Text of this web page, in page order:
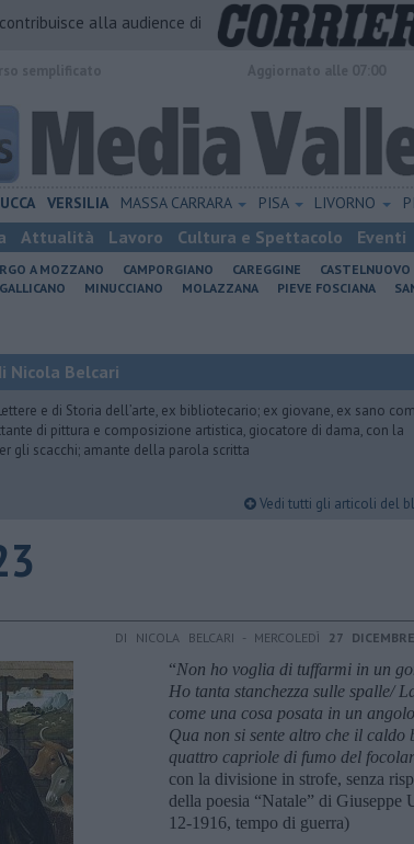
alla audience di
VERSILIA MASSA CARRARA PISA LIVORNO
Attualità Lavoro Cultura e Spettacolo Eventi
A MOZZANO CAMPORGIANO CAREGGINE CASTELNUOVO
GALLICANO MINUCCIANO MOLAZZANA PIEVE FOSCIANA
Nicola Belcari
e di Storia dell’arte, ex bibliotecario; ex giovane, ex sano
di pittura e composizione artistica, giocatore di dama, con la
gli scacchi; amante della parola scritta
Vedi tutti gli articoli del
DI NICOLA BELCARI - MERCOLEDÌ 27
“Non ho voglia di tuffarmi in un
Ho tanta stanchezza sulle spalle/
come una cosa posata in un
Qua non si sente altro che il caldo
quattro capriole di fumo del
con la divisione in strofe, senza
della poesia “Natale” di Giuseppe
12-1916, tempo di guerra)